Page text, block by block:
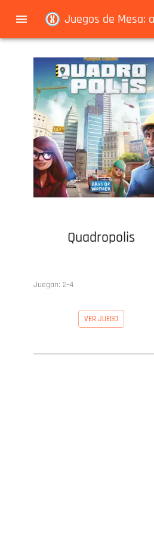
Juegos de Mesa:
Quadropolis
Juegan: 2-4
VER JUEGO